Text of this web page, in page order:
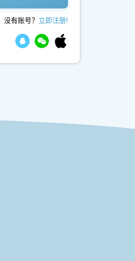
没有账号？ 立即注册!